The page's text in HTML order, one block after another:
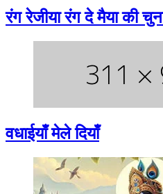
रंग रेजीया रंग दे मैया की
वधाईयाँ मेले दियाँ